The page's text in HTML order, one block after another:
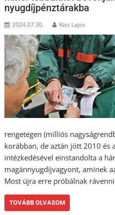
nyugdíjpénztárakba
2024.07.30. Kiss Lajos
rengetegen (milliós
korábban, de aztán jött 2010 és
intézkedésével einstandolta a
magánnyugdíjvagyont, aminek
Most újra erre próbálnak
TOVÁBB OLVASOM